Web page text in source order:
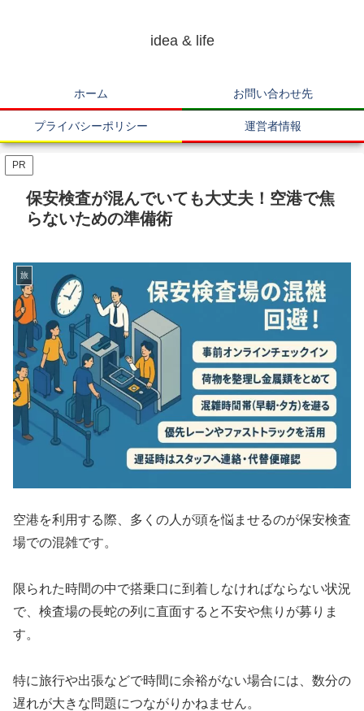
idea & life
ホーム お問い合わせ先
プライバシーポリシー 運営者情報
PR
保安検査が混んでいても大丈夫！空港で焦
らないための準備術
旅
空港を利用する際、多くの人が頭を悩ませるのが保安検査
場での混雑です。
限られた時間の中で搭乗口に到着しなければならない状況
で、検査場の長蛇の列に直面すると不安や焦りが募りま
す。
特に旅行や出張などで時間に余裕がない場合には、数分の
遅れが大きな問題につながりかねません。